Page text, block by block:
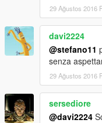
29 Ağustos 2016
davi2224
@stefano11
senza
29 Ağustos 2016
sersediore
@davi2224